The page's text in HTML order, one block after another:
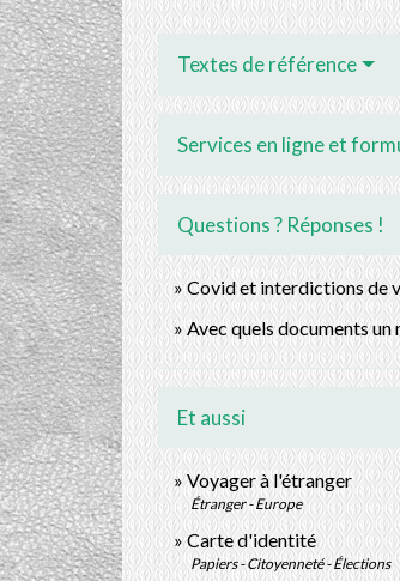
Textes de référence
Services en ligne et
Questions ? Réponses !
Covid et interdictions de
Avec quels documents
Et aussi
Voyager à l'étranger
Étranger - Europe
Carte d'identité
Papiers - Citoyenneté - Élections